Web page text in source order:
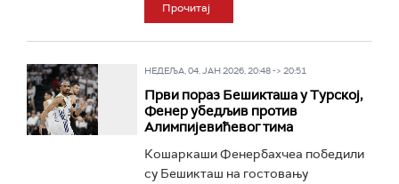
Прочитај
НЕДЕЉА, 04. ЈАН 2026, 20:48 -> 20:51
Први пораз Бешикташа у Турској,
Фенер убедљив против
Алимпијевићевог тима
Кошаркаши Фенербахчеа победили
су Бешикташ на гостовању